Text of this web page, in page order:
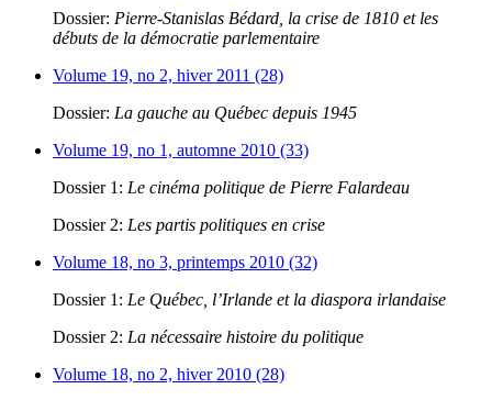
Dossier: Pierre-Stanislas Bédard, la crise de 1810 et les
débuts de la démocratie parlementaire
Volume 19, no 2, hiver 2011 (28)
Dossier: La gauche au Québec depuis 1945
Volume 19, no 1, automne 2010 (33)
Dossier 1: Le cinéma politique de Pierre Falardeau
Dossier 2: Les partis politiques en crise
Volume 18, no 3, printemps 2010 (32)
Dossier 1: Le Québec, l’Irlande et la diaspora irlandaise
Dossier 2: La nécessaire histoire du politique
Volume 18, no 2, hiver 2010 (28)